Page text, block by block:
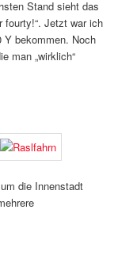
Stand sieht das
fourty!“. Jetzt war ich
Y bekommen. Noch
man „wirklich“
die Innenstadt